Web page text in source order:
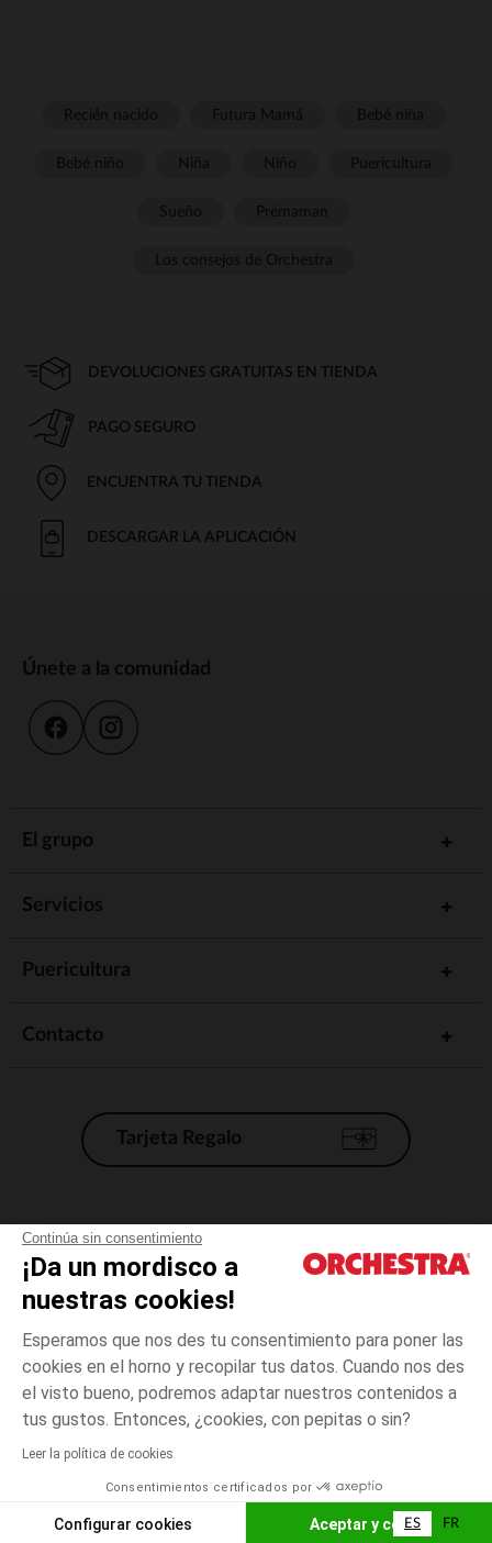
Continúa sin consentimiento
¡Da un mordisco a
nuestras cookies!
Esperamos que nos des tu consentimiento para poner las
cookies en el horno y recopilar tus datos. Cuando nos des
el visto bueno, podremos adaptar nuestros contenidos a
tus gustos. Entonces, ¿cookies, con pepitas o sin?
Leer la política de cookies
Consentimientos certificados por
Configurar cookies Aceptar y cerrar
Verde
talla
unica
El pago medidante
ELIGE UNA TALLA
DEVOLUCIONES GRATUITAS EN TIENDA
PAGO SEGURO
ENCUENTRA TU TIENDA
DESCARGAR LA APLICACIÓN
Únete a la comunidad
El grupo
Servicios
Puericultura
Contacto
Tarjeta Regalo
Condiciones generales de venta
Aviso Legal
*Condiciones de las ofertas actuales
Gestión de las cookies
Accesibilidad: no conforme
Orchestra adhiere al código de ética de la Federación Francesa de comercio
electrónico y venta a distancia (FEVAD) y al sistema de mediación de
ES FR